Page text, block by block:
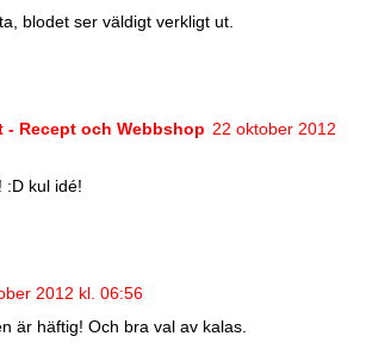
blodet ser väldigt verkligt ut.
- Recept och Webbshop 22 oktober 2012
:D kul idé!
2012 kl. 06:56
är häftig! Och bra val av kalas.